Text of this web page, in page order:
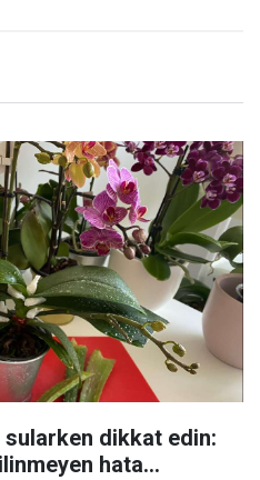
dikkat edin:
hata...